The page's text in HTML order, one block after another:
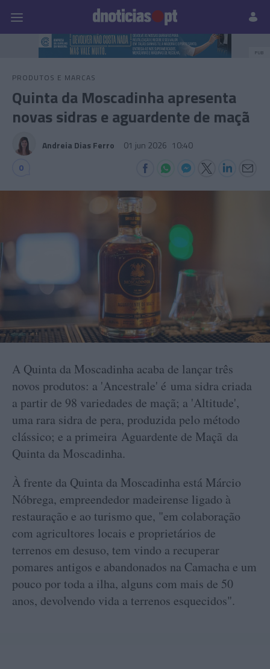
Prazeres Paisagens
PUB
PRODUTOS E MARCAS
Quinta da Moscadinha apresenta
novas sidras e aguardente de maçã
Andreia Dias Ferro 01 jun 2026 10:40
0
A Quinta da Moscadinha acaba de lançar três
novos produtos: a 'Ancestrale' é uma sidra criada
a partir de 98 variedades de maçã; a 'Altitude',
uma rara sidra de pera, produzida pelo método
clássico; e a primeira Aguardente de Maçã da
Quinta da Moscadinha.
À frente da Quinta da Moscadinha está Márcio
Nóbrega, empreendedor madeirense ligado à
restauração e ao turismo que, "em colaboração
com agricultores locais e proprietários de
terrenos em desuso, tem vindo a recuperar
pomares antigos e abandonados na Camacha e um
pouco por toda a ilha, alguns com mais de 50
anos, devolvendo vida a terrenos esquecidos".